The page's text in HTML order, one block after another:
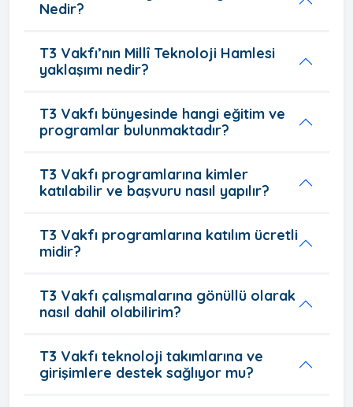
Nedir?
T3 Vakfı’nın Millî Teknoloji Hamlesi
yaklaşımı nedir?
T3 Vakfı bünyesinde hangi eğitim ve
programlar bulunmaktadır?
T3 Vakfı programlarına kimler
katılabilir ve başvuru nasıl yapılır?
T3 Vakfı programlarına katılım ücretli
midir?
T3 Vakfı çalışmalarına gönüllü olarak
nasıl dahil olabilirim?
T3 Vakfı teknoloji takımlarına ve
girişimlere destek sağlıyor mu?